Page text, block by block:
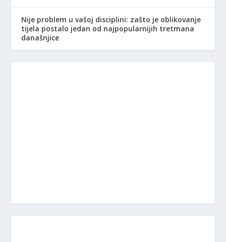
Nije problem u vašoj disciplini: zašto je oblikovanje
tijela postalo jedan od najpopularnijih tretmana
današnjice